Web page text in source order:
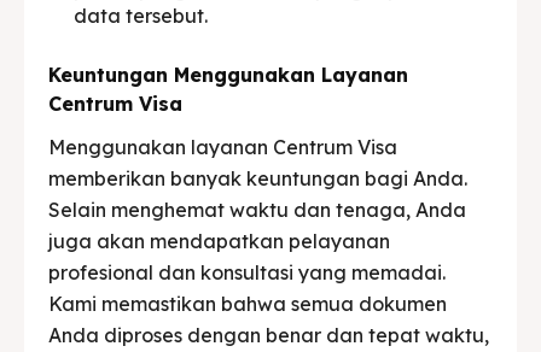
data tersebut.
Keuntungan Menggunakan Layanan
Centrum Visa
Menggunakan layanan Centrum Visa
memberikan banyak keuntungan bagi Anda.
Selain menghemat waktu dan tenaga, Anda
juga akan mendapatkan pelayanan
profesional dan konsultasi yang memadai.
Kami memastikan bahwa semua dokumen
Anda diproses dengan benar dan tepat waktu,